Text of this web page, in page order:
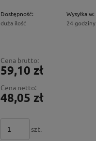
Dostępność:
duża ilość
Wysyłka w:
24 godziny
płatności
Cena brutto:
59,10 zł
Cena netto:
48,05 zł
szt.